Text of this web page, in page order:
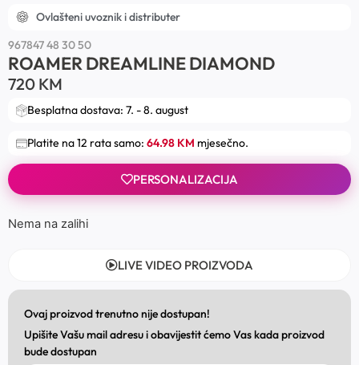
Ovlašteni uvoznik i distributer
967847 48 30 50
ROAMER DREAMLINE DIAMOND
720 KM
Besplatna dostava: 7. - 8. august
Platite na 12 rata samo: 64.98 KM mjesečno.
PERSONALIZACIJA
Nema na zalihi
LIVE VIDEO PROIZVODA
Ovaj proizvod trenutno nije dostupan!
Upišite Vašu mail adresu i obavijestit ćemo Vas kada proizvod
bude dostupan